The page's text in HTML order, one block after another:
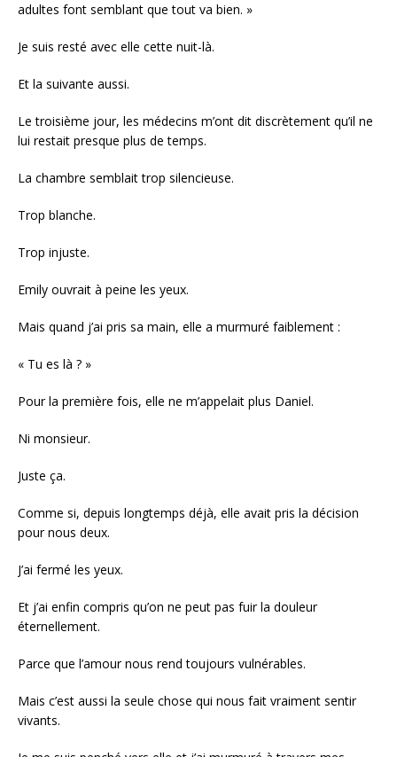
adultes font semblant que tout va bien. »
Je suis resté avec elle cette nuit-là.
Et la suivante aussi.
Le troisième jour, les médecins m’ont dit discrètement qu’il ne
lui restait presque plus de temps.
La chambre semblait trop silencieuse.
Trop blanche.
Trop injuste.
Emily ouvrait à peine les yeux.
Mais quand j’ai pris sa main, elle a murmuré faiblement :
« Tu es là ? »
Pour la première fois, elle ne m’appelait plus Daniel.
Ni monsieur.
Juste ça.
Comme si, depuis longtemps déjà, elle avait pris la décision
pour nous deux.
J’ai fermé les yeux.
Et j’ai enfin compris qu’on ne peut pas fuir la douleur
éternellement.
Parce que l’amour nous rend toujours vulnérables.
Mais c’est aussi la seule chose qui nous fait vraiment sentir
vivants.